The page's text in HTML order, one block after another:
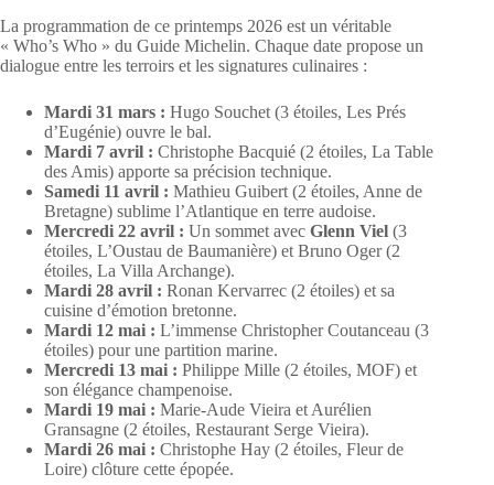
La programmation de ce printemps 2026 est un véritable
« Who’s Who » du Guide Michelin. Chaque date propose un
dialogue entre les terroirs et les signatures culinaires :
Mardi 31 mars : Hugo Souchet (3 étoiles, Les Prés
d’Eugénie) ouvre le bal.
Mardi 7 avril : Christophe Bacquié (2 étoiles, La Table
des Amis) apporte sa précision technique.
Samedi 11 avril : Mathieu Guibert (2 étoiles, Anne de
Bretagne) sublime l’Atlantique en terre audoise.
Mercredi 22 avril : Un sommet avec Glenn Viel (3
étoiles, L’Oustau de Baumanière) et Bruno Oger (2
étoiles, La Villa Archange).
Mardi 28 avril : Ronan Kervarrec (2 étoiles) et sa
cuisine d’émotion bretonne.
Mardi 12 mai : L’immense Christopher Coutanceau (3
étoiles) pour une partition marine.
Mercredi 13 mai : Philippe Mille (2 étoiles, MOF) et
son élégance champenoise.
Mardi 19 mai : Marie-Aude Vieira et Aurélien
Gransagne (2 étoiles, Restaurant Serge Vieira).
Mardi 26 mai : Christophe Hay (2 étoiles, Fleur de
Loire) clôture cette épopée.